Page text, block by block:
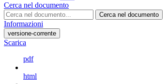
Cerca nel documento
Cerca nel documento
Informazioni
versione-corrente
Scarica
pdf
html